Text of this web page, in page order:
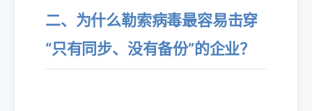
二、为什么勒索病毒最容易击穿
“只有同步、没有备份”的企业？